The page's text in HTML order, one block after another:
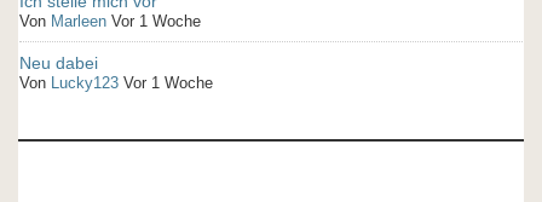
Von Marleen Vor 1 Woche
Neu dabei
Von Lucky123 Vor 1 Woche